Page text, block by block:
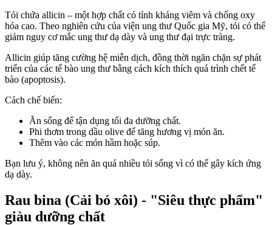
Tỏi chứa allicin – một hợp chất có tính kháng viêm và chống oxy
hóa cao. Theo nghiên cứu của viện ung thư Quốc gia Mỹ, tỏi có thể
giảm nguy cơ mắc ung thư dạ dày và ung thư đại trực tràng.
Allicin giúp tăng cường hệ miễn dịch, đồng thời ngăn chặn sự phát
triển của các tế bào ung thư bằng cách kíc‌h thí‌ch quá trình chết tế
bào (apoptosis).
Cách chế biến:
Ăn sống để tận dụng tối đa dưỡng chất.
Phi thơm trong dầu olive để tăng hương vị món ăn.
Thêm vào các món hầm hoặc súp.
Bạn lưu ý, không nên ăn quá nhiều tỏi sống vì có thể gây kích ứng
dạ dày.
Rau bina (Cải bó xôi) - "Siêu thực phẩm"
giàu dưỡng chất